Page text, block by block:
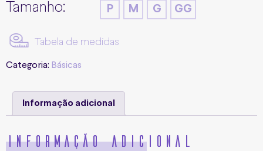
Tamanho: P M G GG
Tabela de medidas
Categoria: Básicas
Informação adicional
Informação adicional